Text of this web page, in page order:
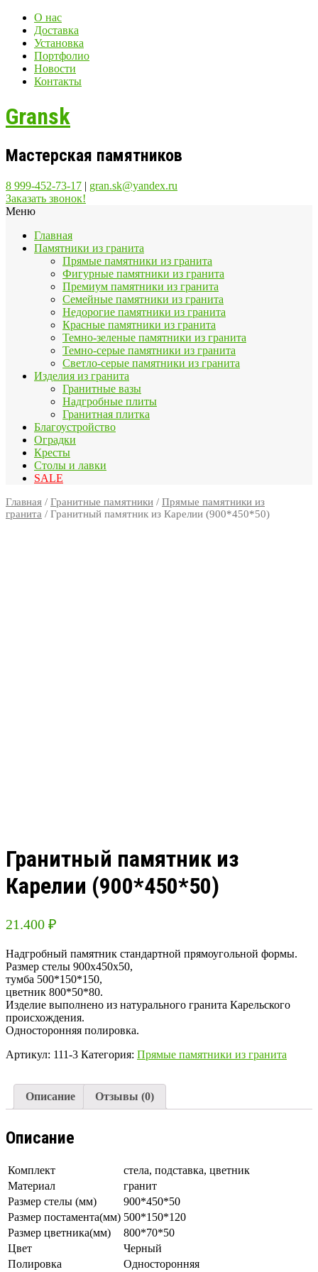
О нас
Доставка
Установка
Портфолио
Новости
Контакты
Gransk
Мастерская памятников
8 999-452-73-17 | gran.sk@yandex.ru
Заказать звонок!
Меню
Главная
Памятники из гранита
Прямые памятники из гранита
Фигурные памятники из гранита
Премиум памятники из гранита
Семейные памятники из гранита
Недорогие памятники из гранита
Красные памятники из гранита
Темно-зеленые памятники из гранита
Темно-серые памятники из гранита
Светло-серые памятники из гранита
Изделия из гранита
Гранитные вазы
Надгробные плиты
Гранитная плитка
Благоустройство
Оградки
Кресты
Столы и лавки
SALE
Главная / Гранитные памятники / Прямые памятники из
гранита / Гранитный памятник из Карелии (900*450*50)
Гранитный памятник из
Карелии (900*450*50)
21.400 ₽
Надгробный памятник стандартной прямоугольной формы.
Размер стелы 900х450х50,
тумба 500*150*150,
цветник 800*50*80.
Изделие выполнено из натурального гранита Карельского
происхождения.
Односторонняя полировка.
Артикул: 111-3 Категория: Прямые памятники из гранита
Описание Отзывы (0)
Описание
Комплект
стела, подставка, цветник
Материал
гранит
Размер стелы (мм)
900*450*50
Размер постамента(мм) 500*150*120
Размер цветника(мм)
800*70*50
Цвет
Черный
Полировка
Односторонняя